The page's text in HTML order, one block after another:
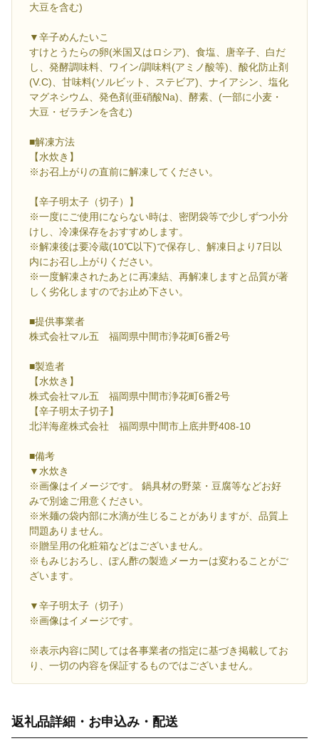
大豆を含む)
▼辛子めんたいこ
すけとうたらの卵(米国又はロシア)、食塩、唐辛子、白だ
し、発酵調味料、ワイン/調味料(アミノ酸等)、酸化防止剤
(V.C)、甘味料(ソルビット、ステビア)、ナイアシン、塩化
マグネシウム、発色剤(亜硝酸Na)、酵素、(一部に小麦・
大豆・ゼラチンを含む)
■解凍方法
【水炊き】
※お召上がりの直前に解凍してください。
【辛子明太子（切子）】
※一度にご使用にならない時は、密閉袋等で少しずつ小分
けし、冷凍保存をおすすめします。
※解凍後は要冷蔵(10℃以下)で保存し、解凍日より7日以
内にお召し上がりください。
※一度解凍されたあとに再凍結、再解凍しますと品質が著
しく劣化しますのでお止め下さい。
■提供事業者
株式会社マル五 福岡県中間市浄花町6番2号
■製造者
【水炊き】
株式会社マル五 福岡県中間市浄花町6番2号
【辛子明太子切子】
北洋海産株式会社 福岡県中間市上底井野408-10
■備考
▼水炊き
※画像はイメージです。 鍋具材の野菜・豆腐等などお好
みで別途ご用意ください。
※米麺の袋内部に水滴が生じることがありますが、品質上
問題ありません。
※贈呈用の化粧箱などはございません。
※もみじおろし、ぽん酢の製造メーカーは変わることがご
ざいます。
▼辛子明太子（切子）
※画像はイメージです。
※表示内容に関しては各事業者の指定に基づき掲載してお
り、一切の内容を保証するものではございません。
返礼品詳細・お申込み・配送